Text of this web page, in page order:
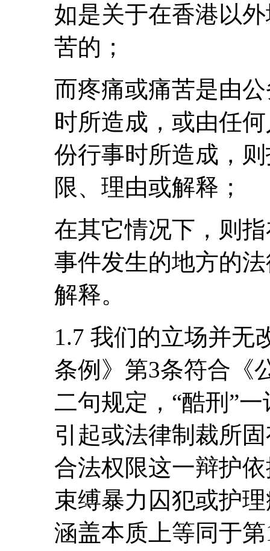
如是关于在香港以
苦的；
而疼痛或痛苦是由
时所造成，或由任
份行事时所造成，
限、理由或解释；
在其它情况下，则
事件发生的地方的
解释。
1.7 我们的立场并无
条例》第3条符合《
二句规定，“酷刑”
引起或法律制裁所
合法权限这一辩护
束缚暴力囚犯或护
涵盖本质上等同于